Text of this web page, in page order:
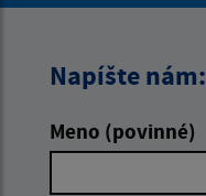
Napíšte nám:
Meno (povinné)